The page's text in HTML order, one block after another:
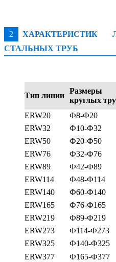
2
ХАРАКТЕРИСТИК
СТАЛЬНЫХ ТРУБ
Тип линии
Размеры
круглых
ERW20
Ф8-Ф20
ERW32
Ф10-Ф32
ERW50
Ф20-Ф50
ERW76
Ф32-Ф76
ERW89
Ф42-Ф89
ERW114
Ф48-Ф114
ERW140
Ф60-Ф140
ERW165
Ф76-Ф165
ERW219
Ф89-Ф219
ERW273
Ф114-Ф273
ERW325
Ф140-Ф325
ERW377
Ф165-Ф377